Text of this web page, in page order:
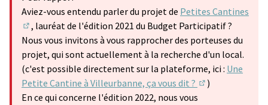
Aviez-vous entendu parler du projet de Petites Cantines
(Lien externe)
, lauréat de l'édition 2021 du Budget Participatif ?
Nous vous invitons à vous rapprocher des porteuses du
projet, qui sont actuellement à la recherche d'un local.
(c'est possible directement sur la plateforme, ici : Une
Petite Cantine à Villeurbanne, ça vous dit ?
)
En ce qui concerne l'édition 2022, nous vous